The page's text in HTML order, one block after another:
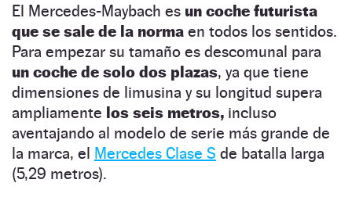
El Mercedes-Maybach es un coche futurista
que se sale de la norma en todos los sentidos.
Para empezar su tamaño es descomunal para
un coche de solo dos plazas, ya que tiene
dimensiones de limusina y su longitud supera
ampliamente los seis metros, incluso
aventajando al modelo de serie más grande de
la marca, el Mercedes Clase S de batalla larga
(5,29 metros).